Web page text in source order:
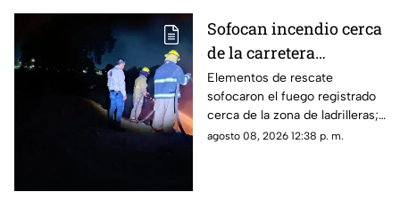
Sofocan incendio cerca
de la carretera
Matamoros-Torreón:
IMÁGENES
Elementos de rescate
sofocaron el fuego registrado
cerca de la zona de ladrilleras;
no se reportaron personas
agosto 08, 2026 12:38 p. m.